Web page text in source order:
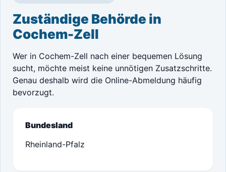
Zuständige Behörde in
Cochem-Zell
Wer in Cochem-Zell nach einer bequemen Lösung
sucht, möchte meist keine unnötigen Zusatzschritte.
Genau deshalb wird die Online-Abmeldung häufig
bevorzugt.
Bundesland
Rheinland-Pfalz